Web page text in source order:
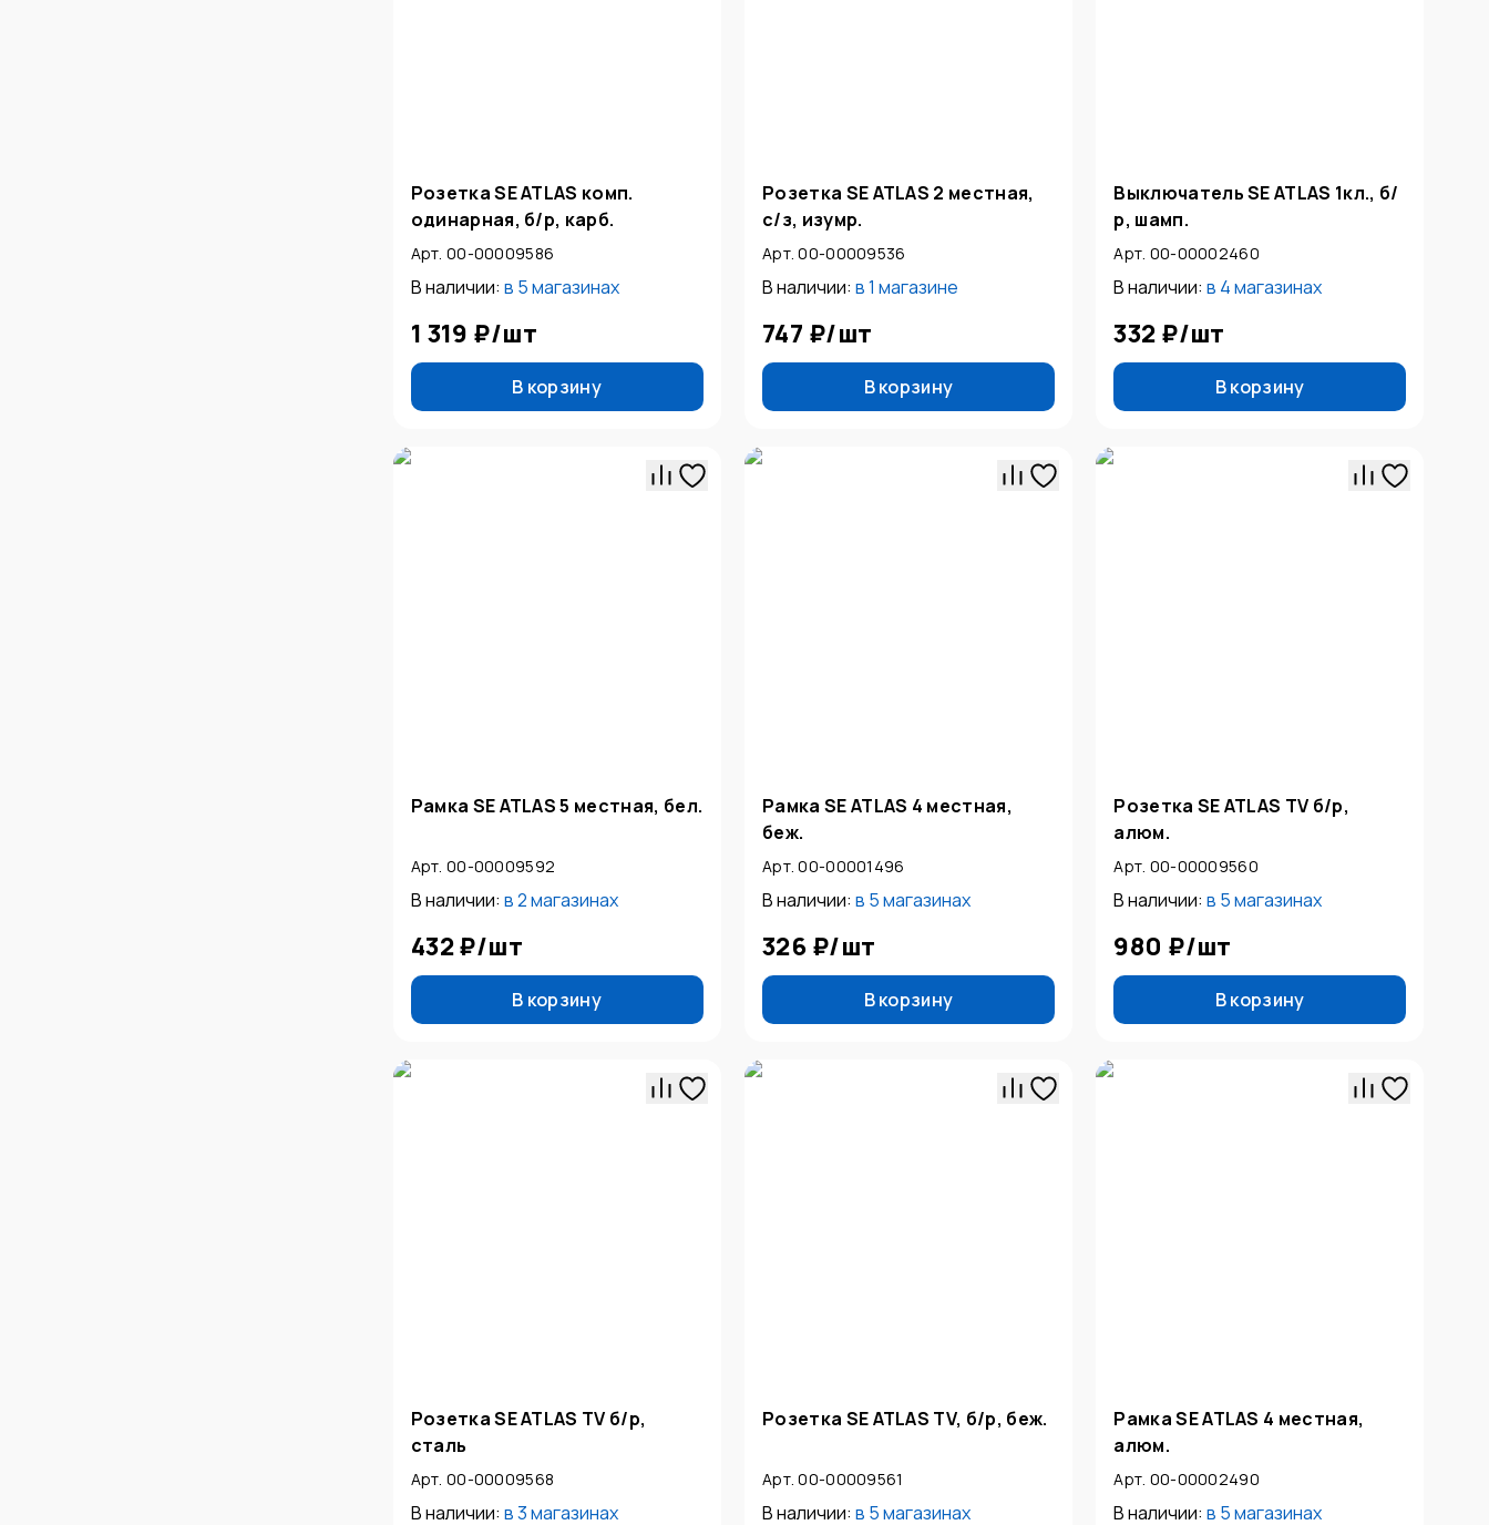
Розетка SE ATLAS комп.
одинарная, б/р, карб.
Арт. 00-00009586
В наличии: в 5 магазинах
1 319 ₽/шт
В корзину
Розетка SE ATLAS 2 местная,
с/з, изумр.
Арт. 00-00009536
В наличии: в1 магазине
747 ₽/шт
В корзину
Выключатель SE ATLAS 1кл., б/
р, шамп.
Арт. 00-00002460
В наличии: в 4 магазинах
332 ₽/шт
В корзину
Рамка SE ATLAS 5 местная, бел.
Арт. 00-00009592
В наличии: в2 магазинах
432 ₽/шт
В корзину
Рамка SE ATLAS 4 местная,
беж.
Арт. 00-00001496
В наличии: в 5 магазинах
326 ₽/шт
В корзину
Розетка SE ATLAS TV б/р,
алюм.
Арт. 00-00009560
В наличии: в 5 магазинах
980 ₽/шт
В корзину
Розетка SE ATLAS TV б/р,
сталь
Арт. 00-00009568
В наличии: в3 магазинах
Розетка SE ATLAS TV, б/р, беж.
Арт. 00-00009561
В наличии: в 5 магазинах
Рамка SE ATLAS 4 местная,
алюм.
Арт. 00-00002490
В наличии: в 5 магазинах